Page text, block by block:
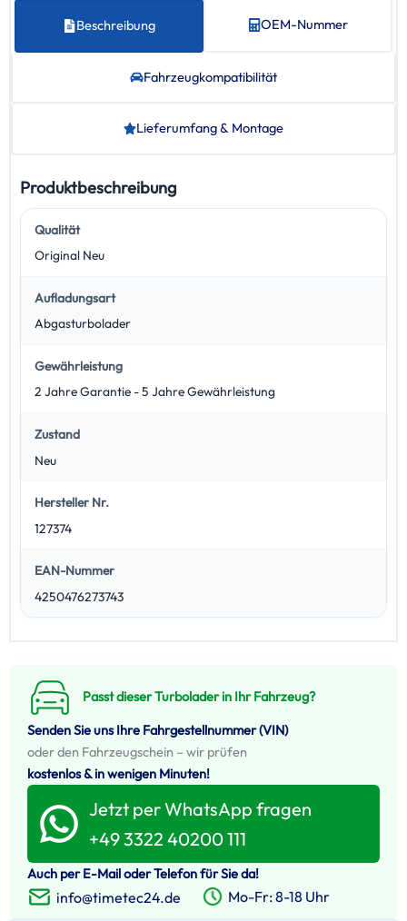
Beschreibung OEM-Nummer
Fahrzeug­kompatibilität
Lieferumfang & Montage
Produktbeschreibung
Qualität
Original Neu
Aufladungsart
Abgasturbolader
Gewährleistung
2 Jahre Garantie - 5 Jahre Gewährleistung
Zustand
Neu
Hersteller Nr.
127374
EAN-Nummer
4250476273743
Passt dieser Turbolader in Ihr Fahrzeug?
Senden Sie uns Ihre Fahrgestellnummer (VIN)
oder den Fahrzeugschein – wir prüfen
kostenlos & in wenigen Minuten!
Jetzt per WhatsApp fragen
+49 3322 40200 111
Auch per E-Mail oder Telefon für Sie da!
info@timetec24.de Mo-Fr: 8-18 Uhr